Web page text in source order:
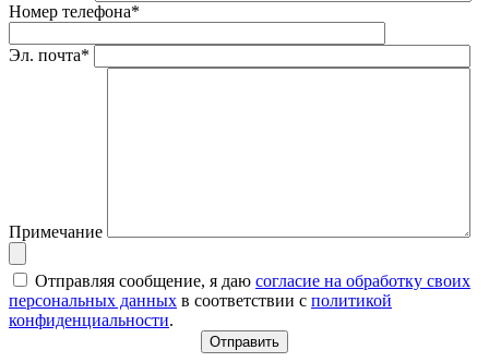
Номер телефона*
Эл. почта*
Примечание
Отправляя сообщение, я даю согласие на обработку своих
персональных данных в соответствии с политикой
конфиденциальности.